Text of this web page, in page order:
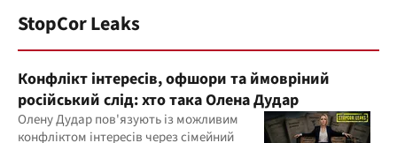
StopCor Leaks
Конфлікт інтересів, офшори та ймовріний
російський слід: хто така Олена Дудар
Олену Дудар пов'язують із можливим
конфліктом інтересів через сімейний